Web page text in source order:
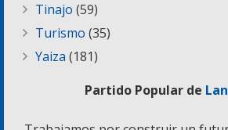
Tinajo (59)
Turismo (35)
Yaiza (181)
Partido Popular de